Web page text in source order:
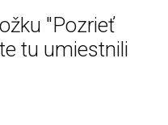
"Pozrieť
tu umiestnili